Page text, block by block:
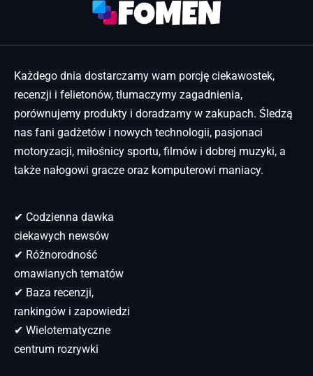
Każdego dnia dostarczamy wam porcję ciekawostek,
recenzji i felietonów, tłumaczymy zagadnienia,
porównujemy produkty i doradzamy w zakupach. Śledzą
nas fani gadżetów i nowych technologii, pasjonaci
motoryzacji, miłośnicy sportu, filmów i dobrej muzyki, a
także nałogowi gracze oraz komputerowi maniacy.
✔ Codzienna dawka
ciekawych newsów
✔ Różnorodność
omawianych tematów
✔ Baza recenzji,
rankingów i zapowiedzi
✔ Wielotematyczne
centrum rozrywki